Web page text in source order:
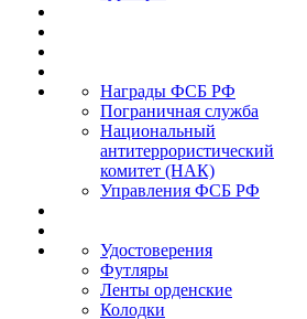
Награды ФСБ РФ
Пограничная служба
Национальный
антитеррористический
комитет (НАК)
Управления ФСБ РФ
Удостоверения
Футляры
Ленты орденские
Колодки